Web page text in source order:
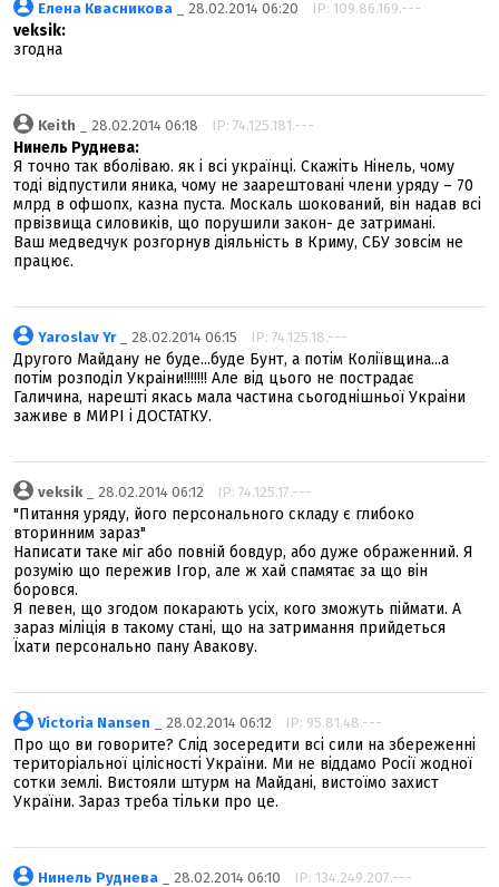
Елена Квасникова _ 28.02.2014 06:20 IP: 109.86.169.---
veksik:
згодна
Keith _ 28.02.2014 06:18 IP: 74.125.181.---
Нинель Руднева:
Я точно так вболіваю. як і всі українці. Скажіть Нінель, чому
тоді відпустили яника, чому не заарештовані члени уряду – 70
млрд в офшопх, казна пуста. Москаль шокований, він надав всі
првізвища силовиків, що порушили закон- де затримані.
Ваш медведчук розгорнув діяльність в Криму, СБУ зовсім не
працює.
Yaroslav Yr_ 28.02.2014 06:15 IP: 74.125.18.---
Другого Майдану не буде...буде Бунт, а потім Коліївщина...а
потім розподіл Украіни!!!!!!! Але від цього не пострадає
Галичина, нарешті якась мала частина сьогоднішньої Украіни
заживе в МИРІ і ДОСТАТКУ.
veksik_ 28.02.2014 06:12 IP: 74.125.17.---
"Питання уряду, його персонального складу є глибоко
вторинним зараз"
Написати таке міг або повній бовдур, або дуже ображенний. Я
розумію що пережив Ігор, але ж хай спамятає за що він
боровся.
Я певен, що згодом покарають усіх, кого зможуть піймати. А
зараз міліція в такому стані, що на затримання прийдеться
Їхати персонально пану Авакову.
Victoria Nansen _ 28.02.2014 06:12 IP: 95.81.48.---
Про що ви говорите? Слід зосередити всі сили на збереженні
територіальної цілісності України. Ми не віддамо Росії жодної
сотки землі. Вистояли штурм на Майдані, вистоїмо захист
України. Зараз треба тільки про це.
Нинель Руднева _ 28.02.2014 06:10 IP: 134.249.207.---